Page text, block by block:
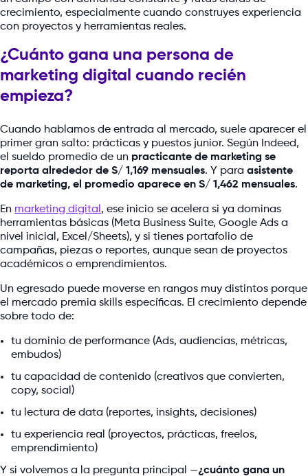
crecimiento, especialmente cuando construyes experiencia
con proyectos y herramientas reales.
¿Cuánto gana una persona de
marketing digital cuando recién
empieza?
Cuando hablamos de entrada al mercado, suele aparecer el
primer gran salto: prácticas y puestos junior. Según Indeed,
el sueldo promedio de un practicante de marketing se
reporta alrededor de S/ 1,169 mensuales. Y para asistente
de marketing, el promedio aparece en S/ 1,462 mensuales.
En marketing digital , ese inicio se acelera si ya dominas
herramientas básicas (Meta Business Suite, Google Ads a
nivel inicial, Excel/Sheets), y si tienes portafolio de
campañas, piezas o reportes, aunque sean de proyectos
académicos o emprendimientos.
Un egresado puede moverse en rangos muy distintos porque
el mercado premia skills específicas. El crecimiento depende
sobre todo de:
tu dominio de performance (Ads, audiencias, métricas,
embudos)
tu capacidad de contenido (creativos que convierten,
copy, social)
tu lectura de data (reportes, insights, decisiones)
tu experiencia real (proyectos, prácticas, freelos,
emprendimiento)
Y si volvemos a la pregunta principal —¿cuánto gana un